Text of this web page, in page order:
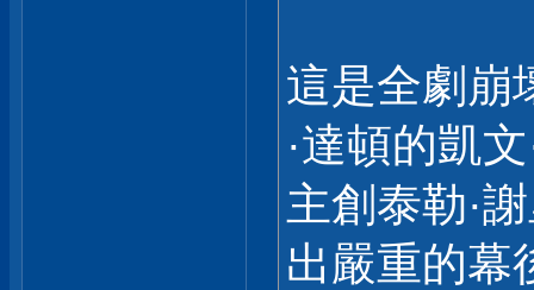
這是全劇崩
·達頓的凱
主創泰勒·
出嚴重的幕